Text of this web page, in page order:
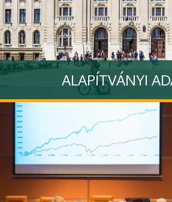
ALAPÍTVÁNYI
Tovább